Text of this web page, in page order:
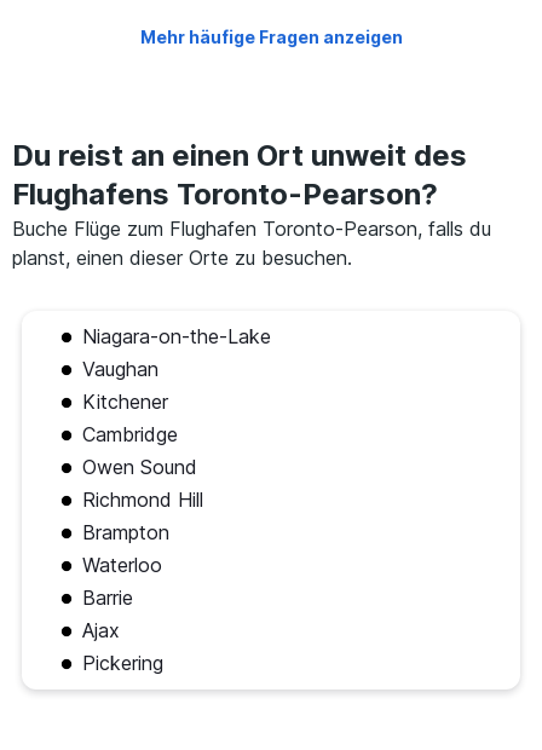
Mehr häufige Fragen anzeigen
Du reist an einen Ort unweit des
Flughafens Toronto-Pearson?
Buche Flüge zum Flughafen Toronto-Pearson, falls du
planst, einen dieser Orte zu besuchen.
Niagara-on-the-Lake
Vaughan
Kitchener
Cambridge
Owen Sound
Richmond Hill
Brampton
Waterloo
Barrie
Ajax
Pickering